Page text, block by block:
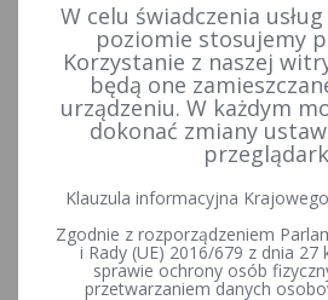
Wybory samorządowe i referenda lokalne Wybory samorządowe w 2018&nbsp;r.
Komunikat Komisarza Wyborczego w
finansowych komitetów wyborczych
zarządzonych na dzień 21
W celu świadczenia
poziomie stosujemy
Korzystanie z naszej
będą one
urządzeniu. W każdym
dokonać zmiany
Klauzula informacyjna
Zgodnie z rozporządzeniem
i Rady (UE) 2016/679 z dnia 27
sprawie ochrony osób
przetwarzaniem danych